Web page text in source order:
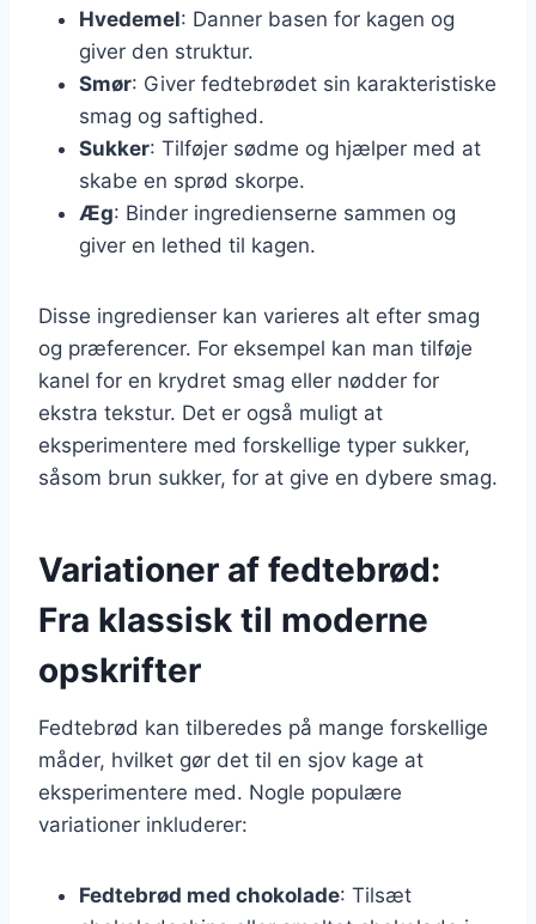
Hvedemel: Danner basen for kagen og
giver den struktur.
Smør: Giver fedtebrødet sin karakteristiske
smag og saftighed.
Sukker: Tilføjer sødme og hjælper med at
skabe en sprød skorpe.
Æg: Binder ingredienserne sammen og
giver en lethed til kagen.
Disse ingredienser kan varieres alt efter smag
og præferencer. For eksempel kan man tilføje
kanel for en krydret smag eller nødder for
ekstra tekstur. Det er også muligt at
eksperimentere med forskellige typer sukker,
såsom brun sukker, for at give en dybere smag.
Variationer af fedtebrød:
Fra klassisk til moderne
opskrifter
Fedtebrød kan tilberedes på mange forskellige
måder, hvilket gør det til en sjov kage at
eksperimentere med. Nogle populære
variationer inkluderer:
Fedtebrød med chokolade: Tilsæt